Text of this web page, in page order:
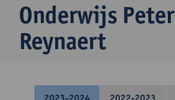
Onderwijs Peter
Reynaert